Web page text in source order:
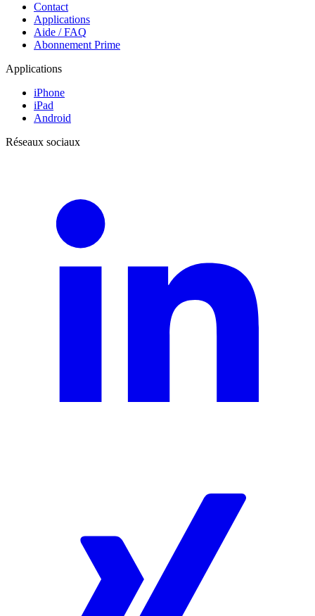
Contact
Applications
Aide / FAQ
Abonnement Prime
Applications
iPhone
iPad
Android
Réseaux sociaux